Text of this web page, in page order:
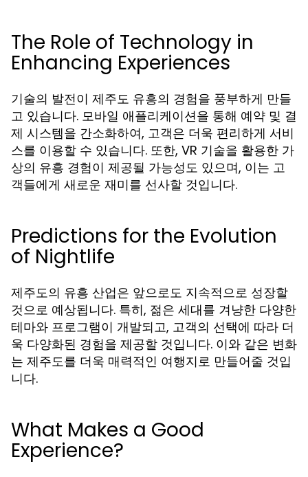
The Role of Technology in
Enhancing Experiences
기술의 발전이 제주도 유흥의 경험을 풍부하게 만들
고 있습니다. 모바일 애플리케이션을 통해 예약 및 결
제 시스템을 간소화하여, 고객은 더욱 편리하게 서비
스를 이용할 수 있습니다. 또한, VR 기술을 활용한 가
상의 유흥 경험이 제공될 가능성도 있으며, 이는 고
객들에게 새로운 재미를 선사할 것입니다.
Predictions for the Evolution
of Nightlife
제주도의 유흥 산업은 앞으로도 지속적으로 성장할
것으로 예상됩니다. 특히, 젊은 세대를 겨냥한 다양한
테마와 프로그램이 개발되고, 고객의 선택에 따라 더
욱 다양화된 경험을 제공할 것입니다. 이와 같은 변화
는 제주도를 더욱 매력적인 여행지로 만들어줄 것입
니다.
What Makes a Good
Experience?